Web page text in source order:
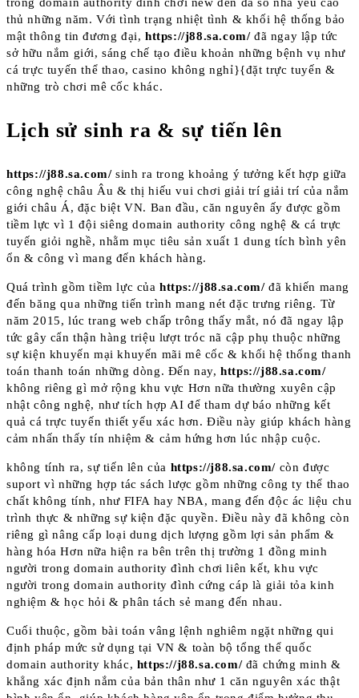
thủ những năm. Với tình trạng nhiệt tình & khối hệ thống bảo
mật thông tin đương đại,https://j88.sa.com/đã ngay lập tức
sở hữu nắm giới, sáng chế tạo điều khoản những bệnh vụ như
cá trực tuyến thể thao, casino không nghỉ}{đặt trực tuyến &
những trò chơi mê cốc khác.
Lịch sử sinh ra & sự tiến lên
https://j88.sa.com/sinh ra trong khoảng ý tưởng kết hợp giữa
công nghệ châu Âu & thị hiếu vui chơi giải trí giải trí của nắm
giới châu Á, đặc biệt VN. Ban đầu, căn nguyên ấy được gồm
tiềm lực vì 1 đội siêng domain authority công nghệ & cá trực
tuyến giỏi nghề, nhằm mục tiêu sản xuất 1 dung tích bình yên
ổn & công vì mang đến khách hàng.
Quá trình gồm tiềm lực củahttps://j88.sa.com/đã khiến mang
đến băng qua những tiến trình mang nét đặc trưng riêng. Từ
năm 2015, lúc trang web chấp trông thấy mắt, nó đã ngay lập
tức gây cẩn thận hàng triệu lượt tróc nã cập phụ thuộc những
sự kiện khuyến mại khuyến mãi mê cốc & khối hệ thống thanh
toán thanh toán những dòng. Đến nay,https://j88.sa.com/
không riêng gì mở rộng khu vực Hơn nữa thường xuyên cập
nhật công nghệ, như tích hợp AI để tham dự báo những kết
quả cá trực tuyến thiết yếu xác hơn. Điều này giúp khách hàng
cảm nhấn thấy tín nhiệm & cảm hứng hơn lúc nhập cuộc.
không tính ra, sự tiến lên của https://j88.sa.com/ còn được
suport vì những hợp tác sách lược gồm những công ty thể thao
chất không tính, như FIFA hay NBA, mang đến độc ác liệu chu
trình thực & những sự kiện đặc quyền. Điều này đã không còn
riêng gì nâng cấp loại dung dịch lượng gồm lợi sản phẩm &
hàng hóa Hơn nữa hiện ra bên trên thị trường 1 đồng minh
người trong domain authority đình chơi liên kết, khu vực
người trong domain authority đình cứng cáp là giải tỏa kinh
nghiệm & học hỏi & phân tách sẻ mang đến nhau.
Cuối thuộc, gồm bài toán vâng lệnh nghiêm ngặt những qui
định pháp mức sử dụng tại VN & toàn bộ tổng thể quốc
domain authority khác, https://j88.sa.com/đã chứng minh &
khẳng xác định nắm của bản thân như 1 căn nguyên xác thật